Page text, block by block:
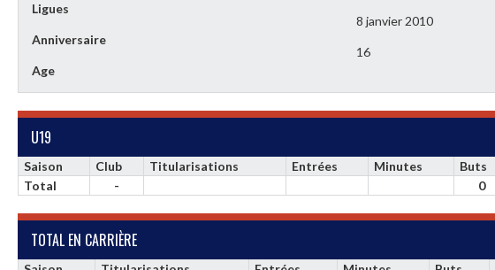
Ligues
Anniversaire
8 janvier 2010
Age
16
U19
Saison Club Titularisations Entrées Minutes Buts
Total
- 0
TOTAL EN CARRIÈRE